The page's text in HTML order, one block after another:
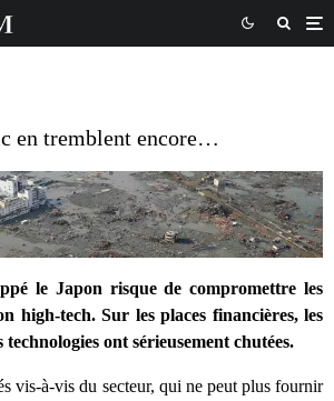
en tremblent encore…
le Japon risque de compromettre les
high-tech. Sur les places financières, les
technologies ont sérieusement chutées.
vis-à-vis du secteur, qui ne peut plus fournir